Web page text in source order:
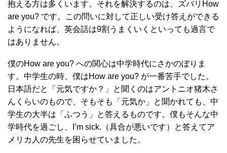
抱える方は多くいます。それを解決するのは、ズバリHow
are you? です。この問いに対して正しい受け答えができる
ようになれば、英会話は9割うまくいくといっても過言で
はありません。
僕のHow are you? への関心は中学時代にさかのぼりま
す。中学生の時、僕はHow are you? が一番苦手でした。
日本語だと「元気ですか？」と聞くのはアントニオ猪木さ
んくらいのもので、そもそも「元気か」と聞かれても、中
学生の大半は「ふつう」と答えるものです。僕もそんな中
学時代を過ごし、I’m sick.（具合が悪いです）と答えてア
メリカ人の先生を困らせていました。